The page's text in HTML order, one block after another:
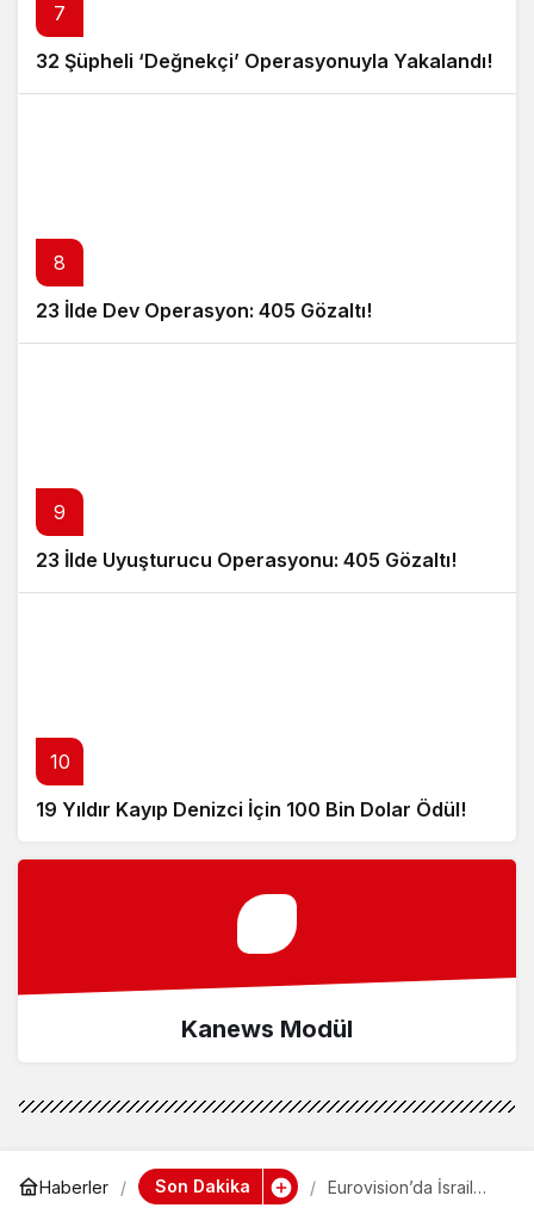
7
32 Şüpheli ‘Değnekçi’ Operasyonuyla Yakalandı!
8
23 İlde Dev Operasyon: 405 Gözaltı!
9
23 İlde Uyuşturucu Operasyonu: 405 Gözaltı!
10
19 Yıldır Kayıp Denizci İçin 100 Bin Dolar Ödül!
Kanews Modül
Haberler Son Dakika
Eurovision’da İsrail